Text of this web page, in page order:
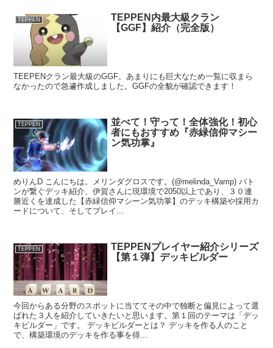
TEPPEN
TEPPEN内最大級クラン
【GGF】紹介（完全版）
TEEPENクラン最大級のGGF。あまりにも巨大なため一覧に収まら
なかったので急遽作成しました。GGFの全貌が確認できます！
TEPPEN
並べて！守って！全体強化！初心
者にもおすすめ『赤緑信仰マシー
ン気功掌』
めりんD こんにちは。メリンダグロスです。(@melinda_Vamp) バト
ンが繋ぐデッキ紹介、伊賀さんに現環境で2050以上であり、３０連
勝近くを達成した【赤緑信仰マシーン気功掌】のデッキ構築や採用カ
ードについて、そしてプレイ...
TEPPEN
TEPPENプレイヤー紹介シリーズ
【第１弾】デッキビルダー
今回からある分野のスポットに当ててその中で独断と偏見によって選
ばれた３人を紹介していきたいと思います。第１回のテーマは「デッ
キビルダー」です。 デッキビルダーとは？ デッキを作る人のこと
で、構築環境のデッキを作る事を得...